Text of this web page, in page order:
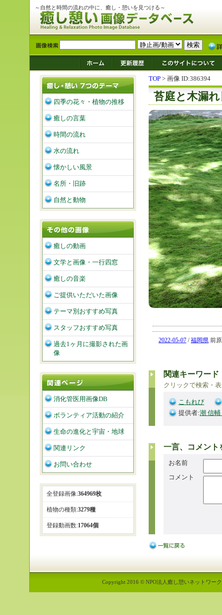
～自然と時間の流れの中に、癒し・憩いを見つける～
TOP > 画像 ID:386394
苔庭と木漏
2022-05-07 /福岡県 前
関連キーワード
クリックで検索・
こもれび
提供者:潮 信
一言、コメント
お名前
コメント
四季の花々・植物の推移
癒しの言葉
時間の流れ
水の流れ
懐かしい風景
名所・旧跡
自然と動物
癒しの動画
文学と画像・一行四窓
癒しの音楽
ご提供いただいた画像
テーマ別おすすめ写真
スタッフおすすめ写真
過去1ヶ月に撮影された画
像
消化管医用画像DB
ボランティア活動の紹介
生命の進化と宇宙・地球
関連リンク
お問い合わせ
全登録画像:364969枚
植物の種類:3279種
登録動画数:17064個
Copyright 2016 © NPO法人癒し憩いネットワー